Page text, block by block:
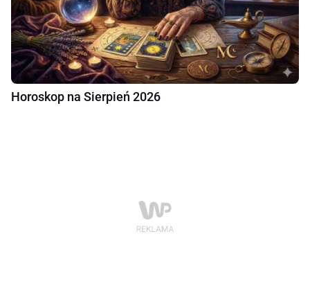
Horoskop na Sierpień 2026